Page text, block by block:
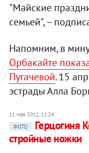
"Майские
семьей", –
Напомним, в
Орбакайте
Пугачевой. 15
эстрады Алла
11 мая 2012, 11:24
ФОТО
Герцогиня
стройные ножки